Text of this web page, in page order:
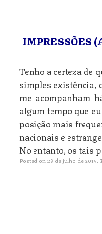
IMPRESSÕES
Tenho a certeza de
simples existência,
me acompanham
algum tempo que
posição mais
nacionais e
No entanto, os tais
Posted on28 de julho de 2015.